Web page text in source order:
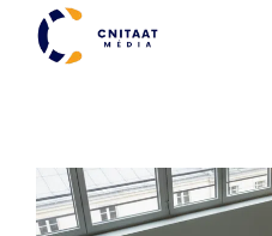
Aller
contenu